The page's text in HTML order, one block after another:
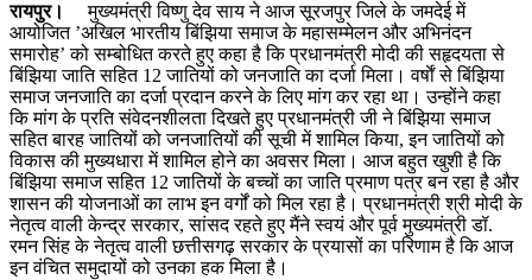
रायपुर।मुख्यमंत्री विष्णु देव साय ने आज सूरजपुर जिले के जमदेई में
आयोजित ’अखिल भारतीय बिंझिया समाज के महासम्मेलन और अभिनंदन
समारोह’ को सम्बोधित करते हुए कहा है कि प्रधानमंत्री मोदी की सहृदयता से
बिंझिया जाति सहित 12 जातियों को जनजाति का दर्जा मिला। वर्षाें से बिंझिया
समाज जनजाति का दर्जा प्रदान करने के लिए मांग कर रहा था। उन्होंने कहा
कि मांग के प्रति संवेदनशीलता दिखते हुए प्रधानमंत्री जी ने बिंझिया समाज
सहित बारह जातियों को जनजातियों की सूची में शामिल किया, इन जातियों को
विकास की मुख्यधारा में शामिल होने का अवसर मिला। आज बहुत खुशी है कि
बिंझिया समाज सहित 12 जातियों के बच्चों का जाति प्रमाण पत्र बन रहा है और
शासन की योजनाओं का लाभ इन वर्गों को मिल रहा है। प्रधानमंत्री श्री मोदी के
नेतृत्व वाली केन्द्र सरकार, सांसद रहते हुए मैंने स्वयं और पूर्व मुख्यमंत्री डॉ.
रमन सिंह के नेतृत्व वाली छत्तीसगढ़ सरकार के प्रयासों का परिणाम है कि आज
इन वंचित समुदायों को उनका हक मिला है।